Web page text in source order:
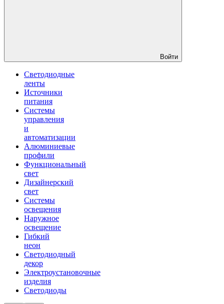
Войти
Светодиодные
ленты
Источники
питания
Системы
управления
и
автоматизации
Алюминиевые
профили
Функциональный
свет
Дизайнерский
свет
Системы
освещения
Наружное
освещение
Гибкий
неон
Светодиодный
декор
Электроустановочные
изделия
Светодиоды